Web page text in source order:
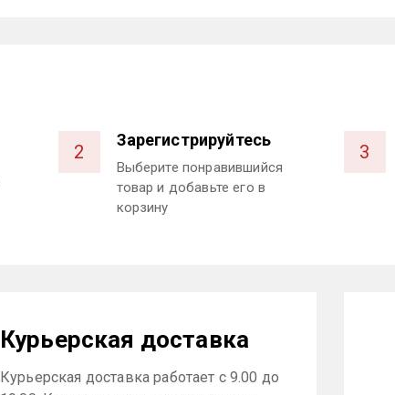
2
Зарегистрируйтесь
Выберите понравившийся
товар и добавьте его в
корзину
3
Курьерская доставка
Курьерская доставка работает с 9.00 до